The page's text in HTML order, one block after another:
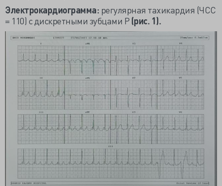
Электрокардиограмма: регулярная тахикардия (ЧСС
= 110) с дискретными зубцами Р (рис. 1).